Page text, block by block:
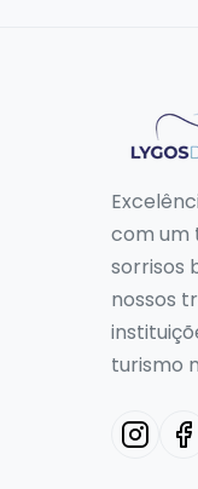
com um
sorrisos
nossos
turismo